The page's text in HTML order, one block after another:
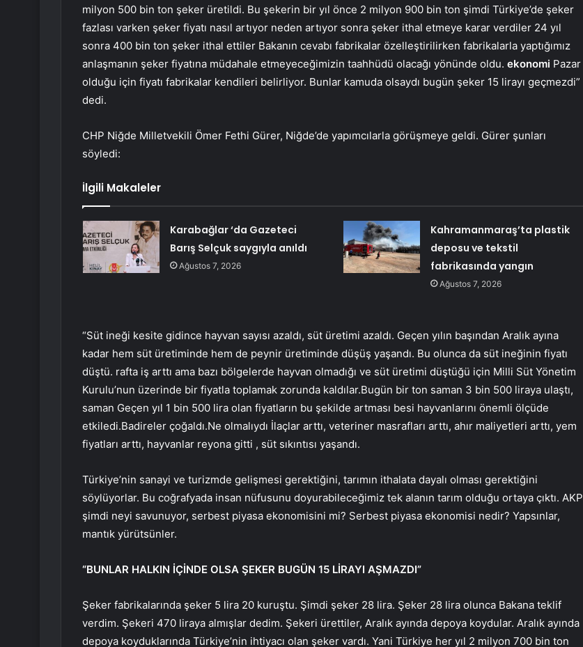
milyon 500 bin ton şeker üretildi. Bu şekerin bir yıl önce 2 milyon 900 bin ton şimdi Türkiye’de şeker
fazlası varken şeker fiyatı nasıl artıyor neden artıyor sonra şeker ithal etmeye karar verdiler 24 yıl
sonra 400 bin ton şeker ithal ettiler Bakanın cevabı fabrikalar özelleştirilirken fabrikalarla yaptığımız
anlaşmanın şeker fiyatına müdahale etmeyeceğimizin taahhüdü olacağı yönünde oldu. ekonomi Pazar
olduğu için fiyatı fabrikalar kendileri belirliyor. Bunlar kamuda olsaydı bugün şeker 15 lirayı geçmezdi”
dedi.
CHP Niğde Milletvekili Ömer Fethi Gürer, Niğde’de yapımcılarla görüşmeye geldi. Gürer şunları
söyledi:
İlgili Makaleler
Karabağlar ‘da Gazeteci
Barış Selçuk saygıyla anıldı
Ağustos 7, 2026
Kahramanmaraş’ta plastik
deposu ve tekstil
fabrikasında yangın
Ağustos 7, 2026
“Süt ineği kesite gidince hayvan sayısı azaldı, süt üretimi azaldı. Geçen yılın başından Aralık ayına
kadar hem süt üretiminde hem de peynir üretiminde düşüş yaşandı. Bu olunca da süt ineğinin fiyatı
düştü. rafta iş arttı ama bazı bölgelerde hayvan olmadığı ve süt üretimi düştüğü için Milli Süt Yönetim
Kurulu’nun üzerinde bir fiyatla toplamak zorunda kaldılar.Bugün bir ton saman 3 bin 500 liraya ulaştı,
saman Geçen yıl 1 bin 500 lira olan fiyatların bu şekilde artması besi hayvanlarını önemli ölçüde
etkiledi.Badireler çoğaldı.Ne olmalıydı İlaçlar arttı, veteriner masrafları arttı, ahır maliyetleri arttı, yem
fiyatları arttı, hayvanlar reyona gitti , süt sıkıntısı yaşandı.
Türkiye’nin sanayi ve turizmde gelişmesi gerektiğini, tarımın ithalata dayalı olması gerektiğini
söylüyorlar. Bu coğrafyada insan nüfusunu doyurabileceğimiz tek alanın tarım olduğu ortaya çıktı. AKP
şimdi neyi savunuyor, serbest piyasa ekonomisini mi? Serbest piyasa ekonomisi nedir? Yapsınlar,
mantık yürütsünler.
“BUNLAR HALKIN İÇİNDE OLSA ŞEKER BUGÜN 15 LİRAYI AŞMAZDI”
Şeker fabrikalarında şeker 5 lira 20 kuruştu. Şimdi şeker 28 lira. Şeker 28 lira olunca Bakana teklif
verdim. Şekeri 470 liraya almışlar dedim. Şekeri ürettiler, Aralık ayında depoya koydular. Aralık ayında
depoya koyduklarında Türkiye’nin ihtiyacı olan şeker vardı. Yani Türkiye her yıl 2 milyon 700 bin ton